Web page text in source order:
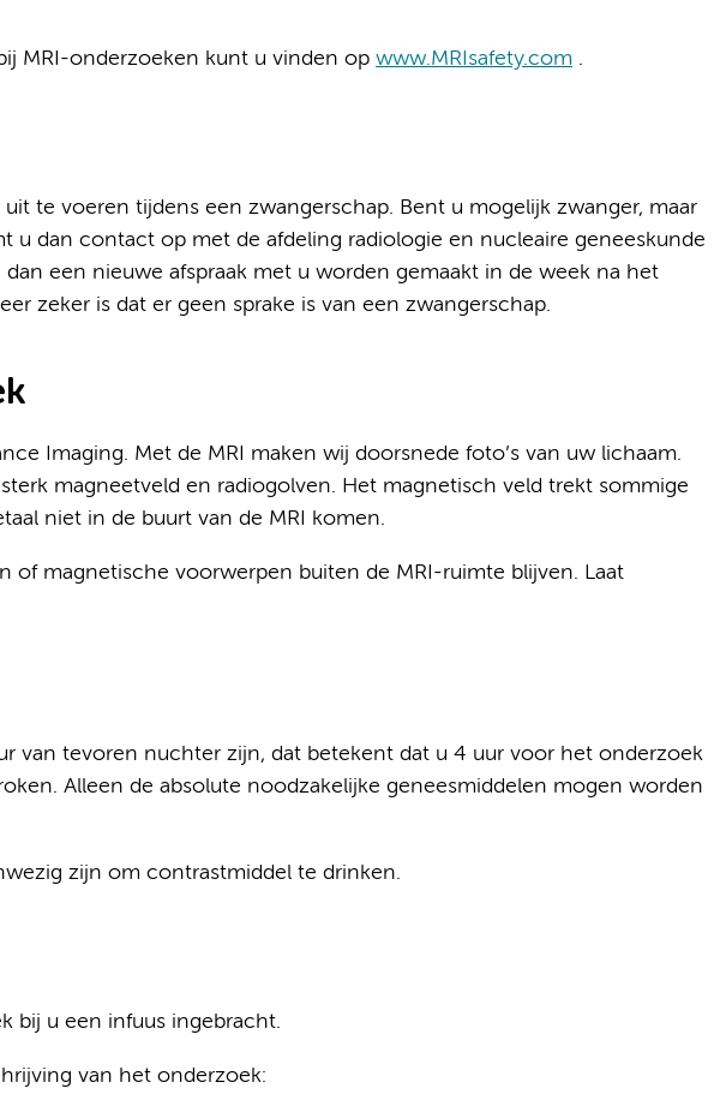
MRI-onderzoeken kunt u vinden op www.MRIsafety.com .
te voeren tijdens een zwangerschap. Bent u mogelijk zwanger, maar
u dan contact op met de afdeling radiologie en nucleaire geneeskunde
een nieuwe afspraak met u worden gemaakt in de week na het
zeker is dat er geen sprake is van een zwangerschap.
Imaging. Met de MRI maken wij doorsnede foto’s van uw lichaam.
magneetveld en radiogolven. Het magnetisch veld trekt sommige
niet in de buurt van de MRI komen.
of magnetische voorwerpen buiten de MRI-ruimte blijven. Laat
van tevoren nuchter zijn, dat betekent dat u 4 uur voor het onderzoek
Alleen de absolute noodzakelijke geneesmiddelen mogen worden
zijn om contrastmiddel te drinken.
bij u een infuus ingebracht.
van het onderzoek: